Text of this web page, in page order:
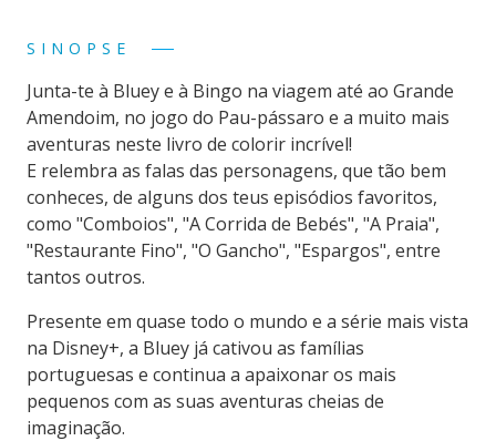
SINOPSE
Junta-te à Bluey e à Bingo na viagem até ao Grande
Amendoim, no jogo do Pau-pássaro e a muito mais
aventuras neste livro de colorir incrível!
E relembra as falas das personagens, que tão bem
conheces, de alguns dos teus episódios favoritos,
como "Comboios", "A Corrida de Bebés", "A Praia",
"Restaurante Fino", "O Gancho", "Espargos", entre
tantos outros.
Presente em quase todo o mundo e a série mais vista
na Disney+, a Bluey já cativou as famílias
portuguesas e continua a apaixonar os mais
pequenos com as suas aventuras cheias de
imaginação.